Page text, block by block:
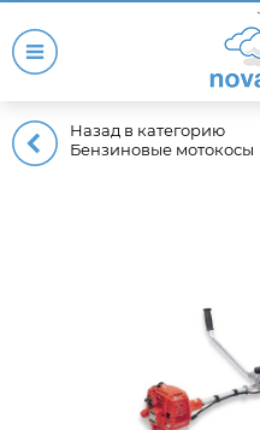
Назад в категорию
Бензиновые мотокосы